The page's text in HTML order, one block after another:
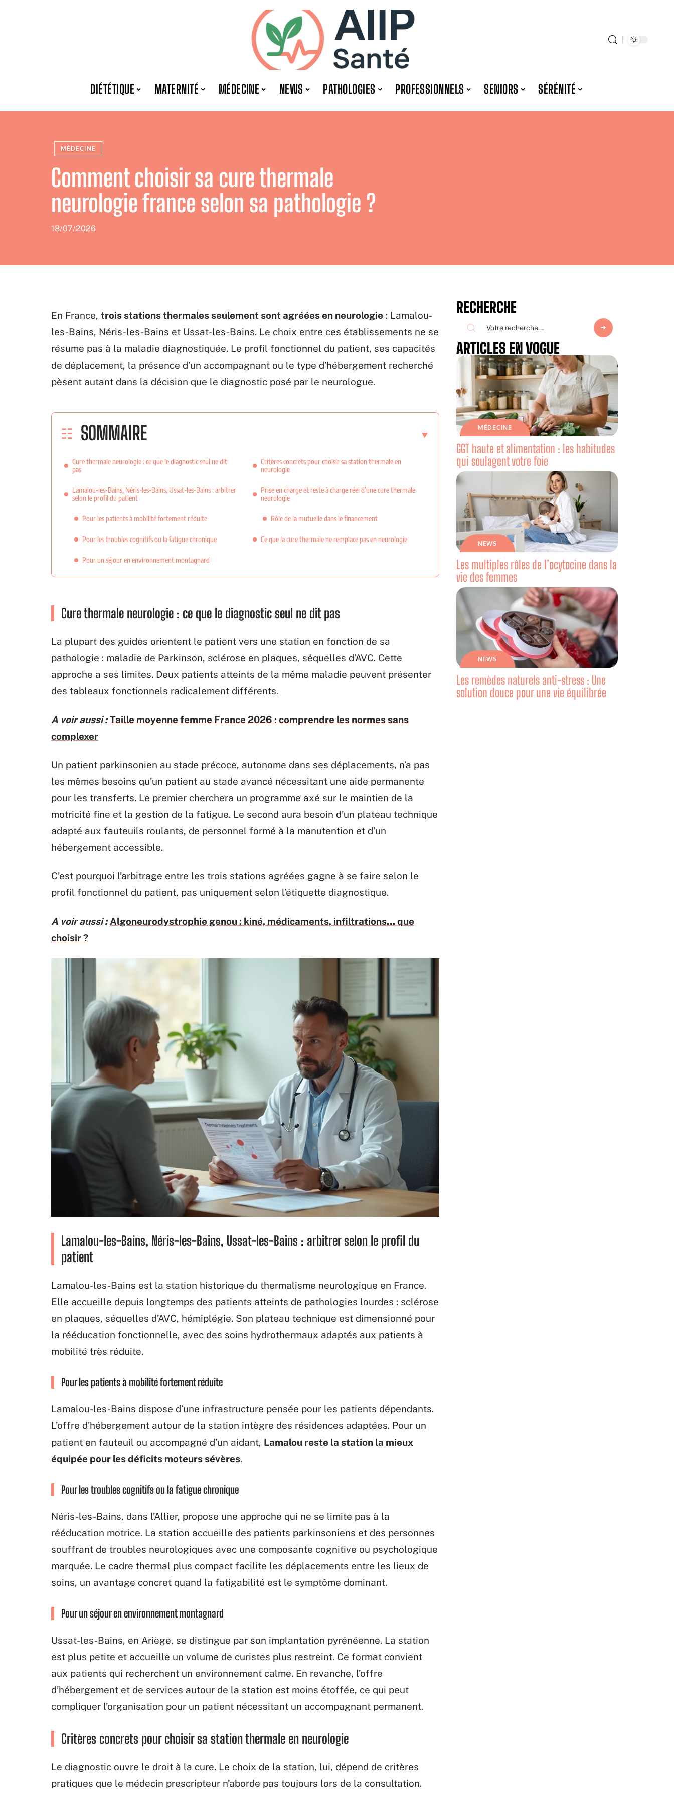
DIÉTÉTIQUE MATERNITÉ MÉDECINE NEWS PATHOLOGIES PROFESSIONNELS SENIORS SÉRÉNITÉ
MÉDECINE
Comment choisir sa cure thermale
neurologie france selon sa pathologie ?
18/07/2026
En France, trois stations thermales seulement sont agréées en neurologie : Lamalou-
les-Bains, Néris-les-Bains et Ussat-les-Bains. Le choix entre ces établissements ne se
résume pas à la maladie diagnostiquée. Le profil fonctionnel du patient, ses capacités
de déplacement, la présence d’un accompagnant ou le type d’hébergement recherché
pèsent autant dans la décision que le diagnostic posé par le neurologue.
SOMMAIRE
Cure thermale neurologie : ce que le diagnostic seul ne dit
pas
Lamalou-les-Bains, Néris-les-Bains, Ussat-les-Bains : arbitrer
selon le profil du patient
Pour les patients à mobilité fortement réduite
Pour les troubles cognitifs ou la fatigue chronique
Pour un séjour en environnement montagnard
Critères concrets pour choisir sa station thermale en
neurologie
Prise en charge et reste à charge réel d’une cure thermale
neurologie
Rôle de la mutuelle dans le financement
Ce que la cure thermale ne remplace pas en neurologie
Cure thermale neurologie : ce que le diagnostic seul ne dit pas
La plupart des guides orientent le patient vers une station en fonction de sa
pathologie : maladie de Parkinson, sclérose en plaques, séquelles d’AVC. Cette
approche a ses limites. Deux patients atteints de la même maladie peuvent présenter
des tableaux fonctionnels radicalement différents.
A voir aussi : Taille moyenne femme France 2026 : comprendre les normes sans
complexer
Un patient parkinsonien au stade précoce, autonome dans ses déplacements, n’a pas
les mêmes besoins qu’un patient au stade avancé nécessitant une aide permanente
pour les transferts. Le premier cherchera un programme axé sur le maintien de la
motricité fine et la gestion de la fatigue. Le second aura besoin d’un plateau technique
adapté aux fauteuils roulants, de personnel formé à la manutention et d’un
hébergement accessible.
C’est pourquoi l’arbitrage entre les trois stations agréées gagne à se faire selon le
profil fonctionnel du patient, pas uniquement selon l’étiquette diagnostique.
A voir aussi : Algoneurodystrophie genou : kiné, médicaments, infiltrations... que
choisir ?
Lamalou-les-Bains, Néris-les-Bains, Ussat-les-Bains : arbitrer selon le profil du
patient
Lamalou-les-Bains est la station historique du thermalisme neurologique en France.
Elle accueille depuis longtemps des patients atteints de pathologies lourdes : sclérose
en plaques, séquelles d’AVC, hémiplégie. Son plateau technique est dimensionné pour
la rééducation fonctionnelle, avec des soins hydrothermaux adaptés aux patients à
mobilité très réduite.
Pour les patients à mobilité fortement réduite
Lamalou-les-Bains dispose d’une infrastructure pensée pour les patients dépendants.
L’offre d’hébergement autour de la station intègre des résidences adaptées. Pour un
patient en fauteuil ou accompagné d’un aidant, Lamalou reste la station la mieux
équipée pour les déficits moteurs sévères.
Pour les troubles cognitifs ou la fatigue chronique
Néris-les-Bains, dans l’Allier, propose une approche qui ne se limite pas à la
rééducation motrice. La station accueille des patients parkinsoniens et des personnes
souffrant de troubles neurologiques avec une composante cognitive ou psychologique
marquée. Le cadre thermal plus compact facilite les déplacements entre les lieux de
soins, un avantage concret quand la fatigabilité est le symptôme dominant.
Pour un séjour en environnement montagnard
Ussat-les-Bains, en Ariège, se distingue par son implantation pyrénéenne. La station
est plus petite et accueille un volume de curistes plus restreint. Ce format convient
aux patients qui recherchent un environnement calme. En revanche, l’offre
d’hébergement et de services autour de la station est moins étoffée, ce qui peut
compliquer l’organisation pour un patient nécessitant un accompagnant permanent.
Critères concrets pour choisir sa station thermale en neurologie
Le diagnostic ouvre le droit à la cure. Le choix de la station, lui, dépend de critères
pratiques que le médecin prescripteur n’aborde pas toujours lors de la consultation.
RECHERCHE
ARTICLES EN VOGUE
MÉDECINE
GGT haute et alimentation : les habitudes
qui soulagent votre foie
NEWS
Les multiples rôles de l’ocytocine dans la
vie des femmes
NEWS
Les remèdes naturels anti-stress : Une
solution douce pour une vie équilibrée